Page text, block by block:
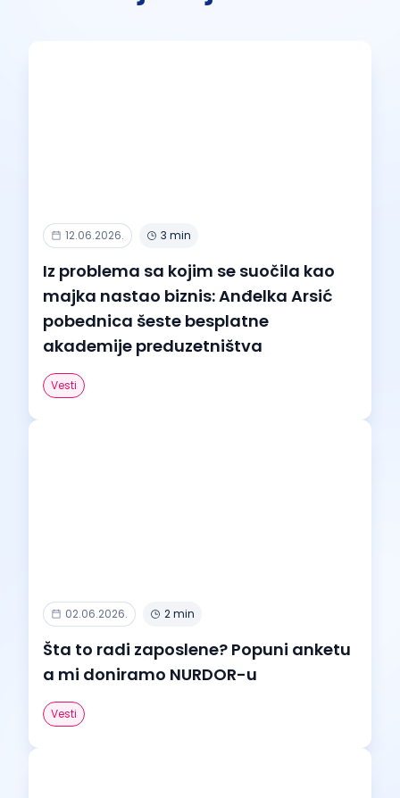
12.06.2026. 3 min
Iz problema sa kojim se suočila kao
majka nastao biznis: Anđelka Arsić
pobednica šeste besplatne
akademije preduzetništva
Vesti
02.06.2026. 2 min
Šta to radi zaposlene? Popuni anketu
a mi doniramo NURDOR-u
Vesti